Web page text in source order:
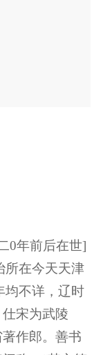
0年前后在世]
所在今天天津
均不详，辽时
宋为武陵
作郎。善书